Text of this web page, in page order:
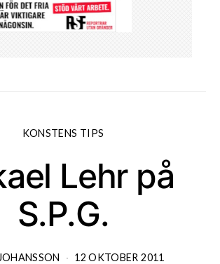
KONSTENS TIPS
Lehr på
S.P.G.
12 OKTOBER 2011